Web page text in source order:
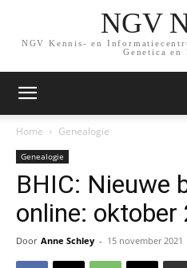
NGV
NGV Kennis- en
Genetica en
Home Genealogie
Genealogie
BHIC: Nieuwe
online: oktober
Door Anne Schley - 15 november 2021